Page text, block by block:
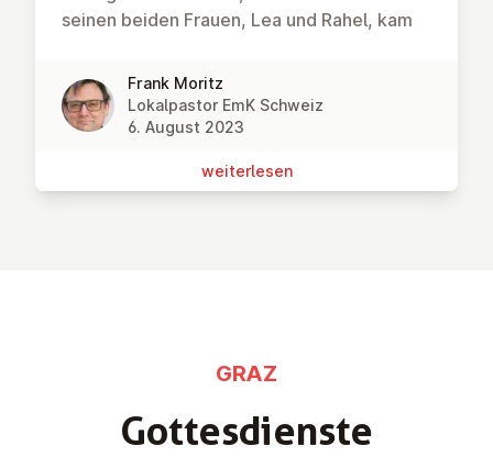
seinen beiden Frauen, Lea und Rahel, kam
Frank Moritz
Lokalpastor EmK Schweiz
6. August 2023
wei­ter­le­sen
Got­tes­diens­te
GRAZ